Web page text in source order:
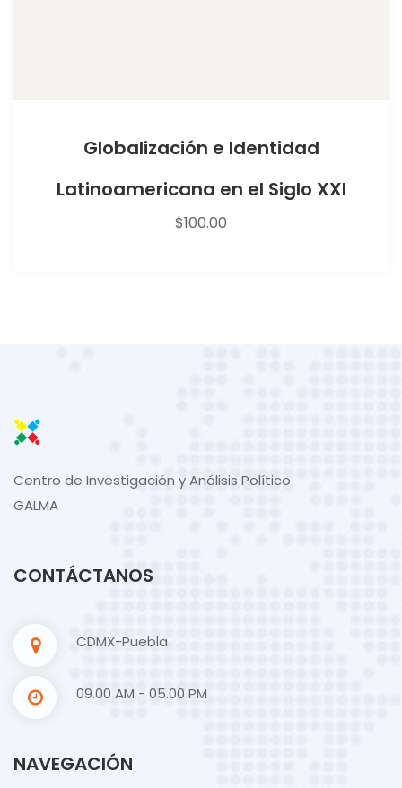
Globalización e Identidad
Latinoamericana en el Siglo XXI
$100.00
Centro de Investigación y Análisis Político
GALMA
CONTÁCTANOS
CDMX-Puebla
09.00 AM - 05.00 PM
NAVEGACIÓN